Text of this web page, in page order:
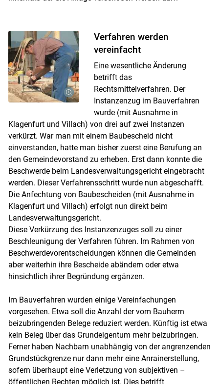
Verfahren werden
vereinfacht
Eine wesentliche Änderung
betrifft das
Rechtsmittelverfahren. Der
Instanzenzug im Bauverfahren
wurde (mit Ausnahme in
Klagenfurt und Villach) von drei auf zwei Instanzen
verkürzt. War man mit einem Baubescheid nicht
einverstanden, hatte man bisher zuerst eine Berufung an
den Gemeindevorstand zu erheben. Erst dann konnte die
Beschwerde beim Landesverwaltungsgericht eingebracht
werden. Dieser Verfahrensschritt wurde nun abgeschafft.
Die Anfechtung von Baubescheiden (mit Ausnahme in
Klagenfurt und Villach) erfolgt nun direkt beim
Landesverwaltungsgericht.
Diese Verkürzung des Instanzenzuges soll zu einer
Beschleunigung der Verfahren führen. Im Rahmen von
Beschwerdevorentscheidungen können die Gemeinden
aber weiterhin ihre Bescheide abändern oder etwa
hinsichtlich ihrer Begründung ergänzen.
Im Bauverfahren wurden einige Vereinfachungen
vorgesehen. Etwa soll die Anzahl der vom Bauherrn
beizubringenden Belege reduziert werden. Künftig ist etwa
kein Beleg über das Grundeigentum mehr beizubringen.
Ferner haben Nachbarn unabhängig von der angrenzenden
Grundstückgrenze nur dann mehr eine Anrainerstellung,
sofern überhaupt eine Verletzung von subjektiven –
öffentlichen Rechten möglich ist. Dies betrifft